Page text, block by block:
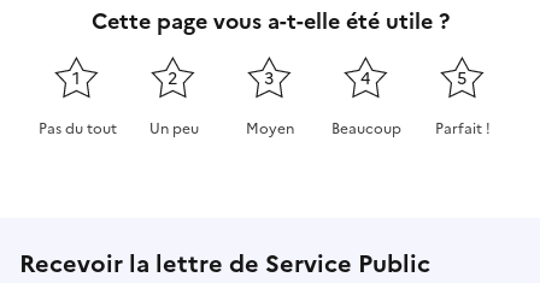
Cette page vous a-t-elle été utile ?
1
Pas du tout
2
Un peu
3
Moyen
4
Beaucoup
5
Parfait !
Recevoir la lettre de Service Public